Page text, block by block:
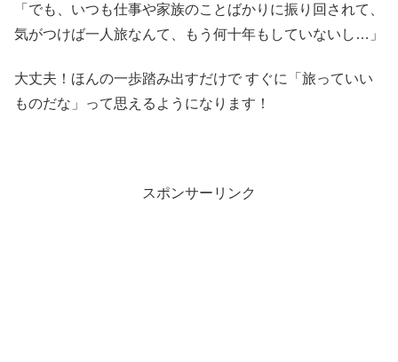
「でも、いつも仕事や家族のことばかりに振り回されて、
気がつけば一人旅なんて、もう何十年もしていないし…」
大丈夫！ほんの一歩踏み出すだけで すぐに「旅っていい
ものだな」って思えるようになります！
スポンサーリンク